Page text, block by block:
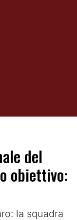
del
obiettivo:
la squadra